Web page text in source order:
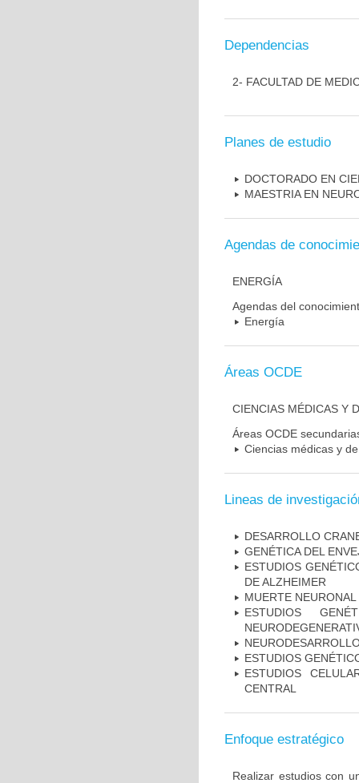
Dependencias
2- FACULTAD DE
Planes de estudio
DOCTORADO EN
MAESTRIA EN
Agendas de
ENERGÍA
Agendas del
Energía
Áreas OCDE
CIENCIAS MÉDICAS Y
Áreas OCDE
Ciencias médicas y
Lineas de
DESARROLLO
GENÉTICA DEL
ESTUDIOS
DE ALZHEIMER
MUERTE
ESTUDIOS
ESTUDIOS
ESTUDIOS
CENTRAL
Enfoque estratégico
Realizar estudios con